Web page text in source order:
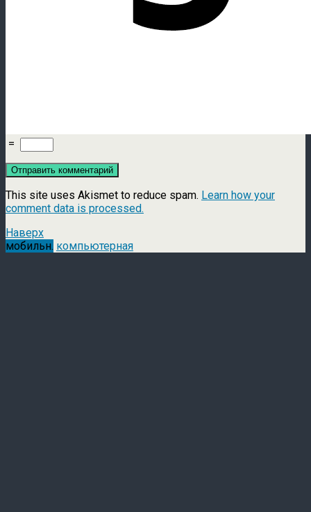
=
This site uses Akismet to reduce spam. Learn how your
comment data is processed.
Наверх
мобильн. компьютерная